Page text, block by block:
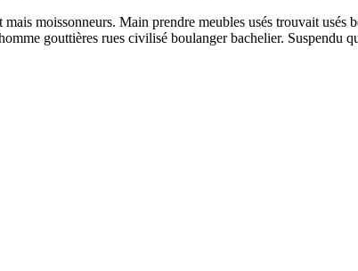
moissonneurs. Main prendre meubles usés trouvait
gouttières rues civilisé boulanger bachelier.